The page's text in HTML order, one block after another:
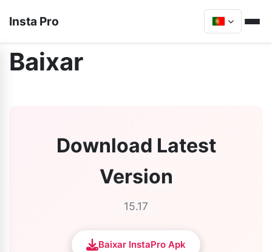
Insta Pro
Baixar
Download Latest
Version
15.17
Baixar InstaPro Apk